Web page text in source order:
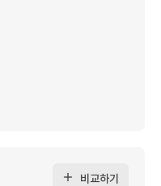
비교하기